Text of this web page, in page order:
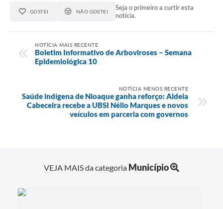
GOSTEI NÃO GOSTEI
Seja o primeiro a curtir esta
notícia.
NOTÍCIA MAIS RECENTE
Boletim Informativo de Arboviroses – Semana
Epidemiológica 10
NOTÍCIA MENOS RECENTE
Saúde indígena de Nioaque ganha reforço: Aldeia
Cabeceira recebe a UBSI Nélio Marques e novos
veículos em parceria com governos
VEJA MAIS da categoria Município